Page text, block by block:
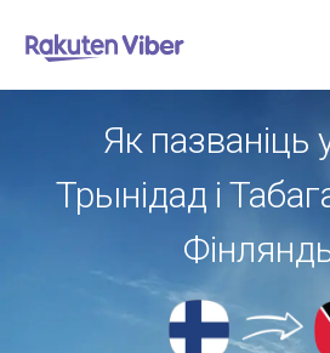
Як пазваніць
Трынідад і